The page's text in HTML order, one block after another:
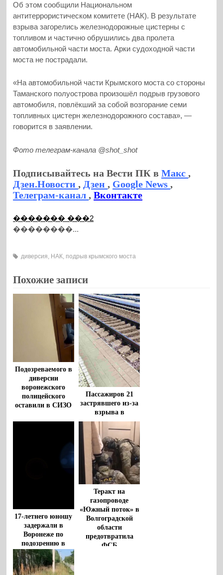
Об этом сообщили Национальном
антитеррористическом комитете (НАК). В результате
взрыва загорелись железнодорожные цистерны с
топливом и частично обрушились два пролета
автомобильной части моста. Арки судоходной части
моста не пострадали.
«На автомобильной части Крымского моста со стороны
Таманского полуострова произошёл подрыв грузового
автомобиля, повлёкший за собой возгорание семи
топливных цистерн железнодорожного состава», —
говорится в заявлении.
Фото телеграм-канала @shot_shot
Подписывайтесь на Вести ПК вМакс,
Дзен.Новости, Дзен, Google News,
Телеграм-канал,Вконтакте
������� ���2
��������...
диверсия, НАК, подрыв крымского моста
Похожие записи
Подозреваемого в
диверсии
воронежского
полицейского
оставили в СИЗО
Пассажиров 21
застрявшего из-за
взрыва в
Воронежской
области поезда
накормят
17-летнего юношу
задержали в
Воронеже по
подозрению в
подготовке
диверсии на ж/д
объекте
Теракт на
газопроводе
«Южный поток» в
Волгоградской
области
предотвратила
ФСБ